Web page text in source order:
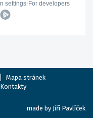
Mapa stránek
Kontakty
made by Jiří Pavlíček